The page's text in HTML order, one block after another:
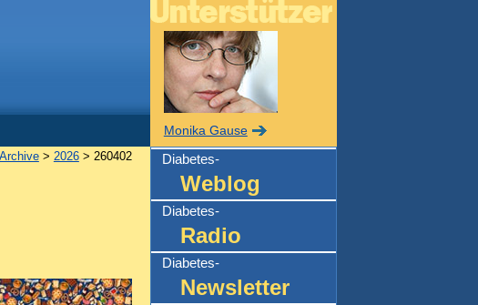
Archive> 2026> 260402
Monika Gause
Diabetes-
Weblog
Diabetes-
Radio
Diabetes-
Newsletter